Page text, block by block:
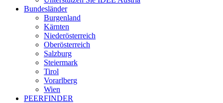
Bundesländer
Burgenland
Kärnten
Niederösterreich
Oberösterreich
Salzburg
Steiermark
Tirol
Vorarlberg
Wien
PEERFINDER